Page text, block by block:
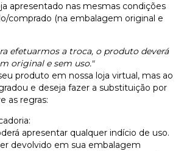
apresentado nas mesmas condições
comprado (na embalagem original e
efetuarmos a troca, o produto deverá
original e sem uso."
produto em nossa loja virtual, mas ao
e deseja fazer a substituição por
as regras:
apresentar qualquer indício de uso.
devolvido em sua embalagem